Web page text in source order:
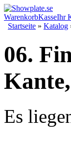
WarenkorbKasseIhr
Startseite » Katalog
06.
Es